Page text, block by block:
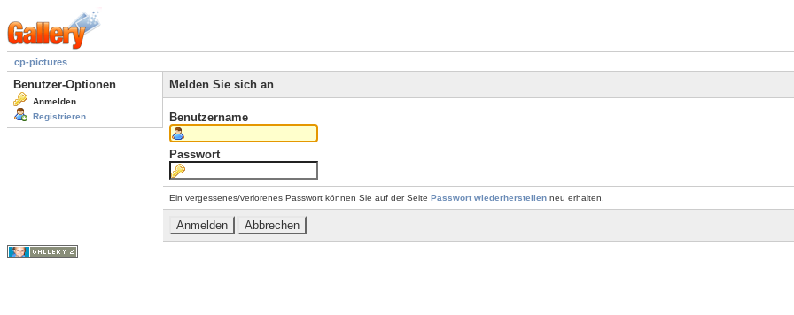
cp-pictures
Benutzer-Optionen
Anmelden
Registrieren
Melden Sie sich an
Benutzername
Passwort
Ein vergessenes/verlorenes Passwort können Sie auf der Seite Passwort wiederherstellen neu erhalten.